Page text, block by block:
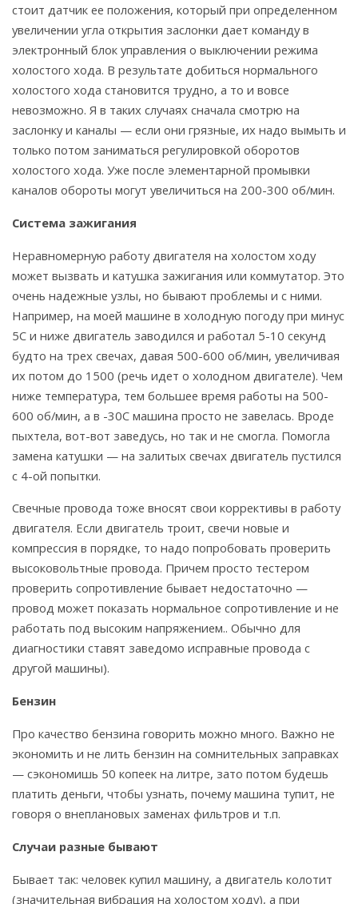
стоит датчик ее положения, который при определенном
увеличении угла открытия заслонки дает команду в
электронный блок управления о выключении режима
холостого хода. В результате добиться нормального
холостого хода становится трудно, а то и вовсе
невозможно. Я в таких случаях сначала смотрю на
заслонку и каналы — если они грязные, их надо вымыть и
только потом заниматься регулировкой оборотов
холостого хода. Уже после элементарной промывки
каналов обороты могут увеличиться на 200-300 об/мин.
Система зажигания
Неравномерную работу двигателя на холостом ходу
может вызвать и катушка зажигания или коммутатор. Это
очень надежные узлы, но бывают проблемы и с ними.
Например, на моей машине в холодную погоду при минус
5С и ниже двигатель заводился и работал 5-10 секунд
будто на трех свечах, давая 500-600 об/мин, увеличивая
их потом до 1500 (речь идет о холодном двигателе). Чем
ниже температура, тем большее время работы на 500-
600 об/мин, а в -30С машина просто не завелась. Вроде
пыхтела, вот-вот заведусь, но так и не смогла. Помогла
замена катушки — на залитых свечах двигатель пустился
с 4-ой попытки.
Свечные провода тоже вносят свои коррективы в работу
двигателя. Если двигатель троит, свечи новые и
компрессия в порядке, то надо попробовать проверить
высоковольтные провода. Причем просто тестером
проверить сопротивление бывает недостаточно —
провод может показать нормальное сопротивление и не
работать под высоким напряжением.. Обычно для
диагностики ставят заведомо исправные провода с
другой машины).
Бензин
Про качество бензина говорить можно много. Важно не
экономить и не лить бензин на сомнительных заправках
— сэкономишь 50 копеек на литре, зато потом будешь
платить деньги, чтобы узнать, почему машина тупит, не
говоря о внеплановых заменах фильтров и т.п.
Случаи разные бывают
Бывает так: человек купил машину, а двигатель колотит
(значительная вибрация на холостом ходу), а при